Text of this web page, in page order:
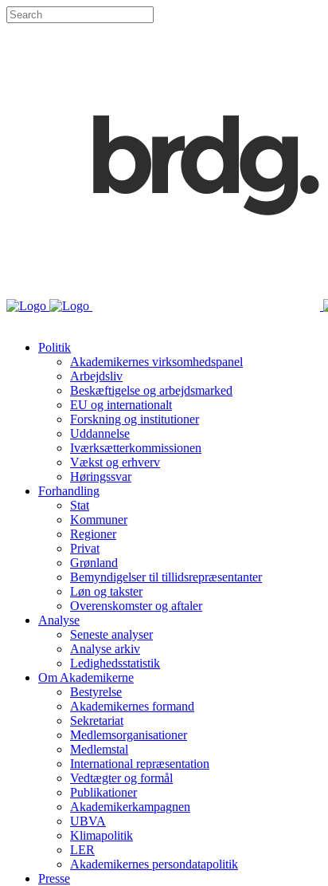
Politik
Akademikernes virksomhedspanel
Arbejdsliv
Beskæftigelse og arbejdsmarked
EU og internationalt
Forskning og institutioner
Uddannelse
Iværksætterkommissionen
Vækst og erhverv
Høringssvar
Forhandling
Stat
Kommuner
Regioner
Privat
Grønland
Bemyndigelser til tillidsrepræsentanter
Løn og takster
Overenskomster og aftaler
Analyse
Seneste analyser
Analyse arkiv
Ledighedsstatistik
Om Akademikerne
Bestyrelse
Akademikernes formand
Sekretariat
Medlemsorganisationer
Medlemstal
International repræsentation
Vedtægter og formål
Publikationer
Akademikerkampagnen
UBVA
Klimapolitik
LER
Akademikernes persondatapolitik
Presse